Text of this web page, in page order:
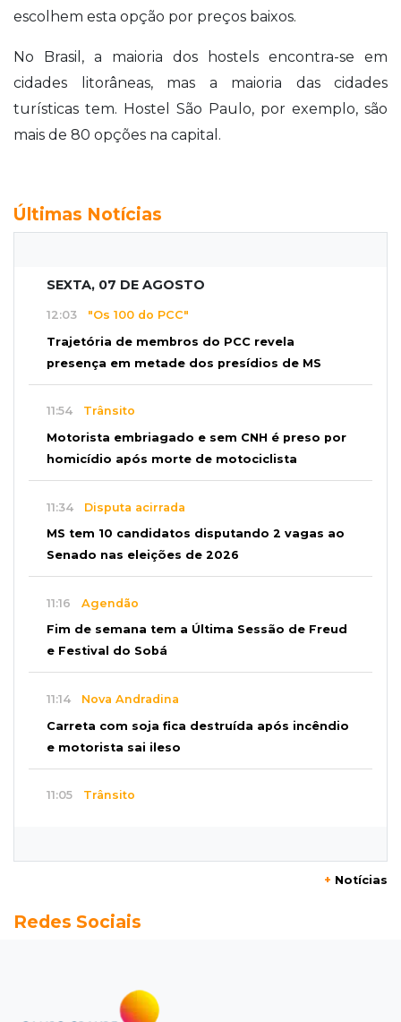
escolhem esta opção por preços baixos.
No Brasil, a maioria dos hostels encontra-se em
cidades litorâneas, mas a maioria das cidades
turísticas tem. Hostel São Paulo, por exemplo, são
mais de 80 opções na capital.
Últimas Notícias
SEXTA, 07 DE AGOSTO
12:03 "Os 100 do PCC"
Trajetória de membros do PCC revela
presença em metade dos presídios de MS
11:54 Trânsito
Motorista embriagado e sem CNH é preso por
homicídio após morte de motociclista
11:34 Disputa acirrada
MS tem 10 candidatos disputando 2 vagas ao
Senado nas eleições de 2026
11:16 Agendão
Fim de semana tem a Última Sessão de Freud
e Festival do Sobá
11:14 Nova Andradina
Carreta com soja fica destruída após incêndio
e motorista sai ileso
11:05 Trânsito
Bebê some após mãe adolescente ir à casa de
Eleições 2026
Federação oficializa Delcídio e disputa ao
+ Notícias
Redes Sociais